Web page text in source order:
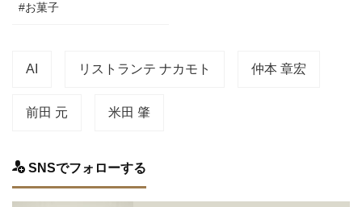
#お菓子
AI リストランテ ナカモト 仲本 章宏
前田 元 米田 肇
SNSでフォローする